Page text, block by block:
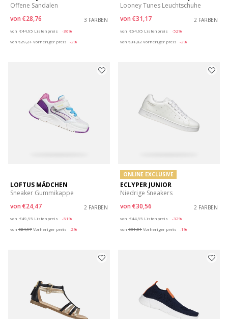
Offene Sandalen
von €28,76 3 FARBEN
von €44,95 Listenpreis
-36%
von €29,21Vorheriger preis -2%
Looney Tunes Leuchtschuhe
von €31,17 2 FARBEN
von €64,95 Listenpreis
-52%
von €31,82Vorheriger preis -2%
LOFTUS MÄDCHEN
Sneaker Gummikappe
von €24,47 2 FARBEN
von €49,95 Listenpreis
-51%
von €24,97Vorheriger preis -2%
ONLINE EXCLUSIVE
ECLYPER JUNIOR
Niedrige Sneakers
von €30,56 2 FARBEN
von €44,95 Listenpreis
-32%
von €31,01Vorheriger preis -1%